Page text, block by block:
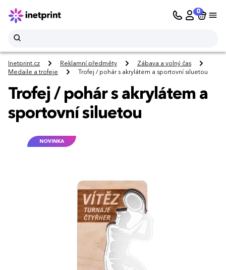
0
Inetprint.cz Reklamní předměty
Zábava a volný čas
Medaile a trofeje
Trofej / pohár s akrylátem a sportovní siluetou
Trofej / pohár s akrylátem a
sportovní siluetou
NOVINKA